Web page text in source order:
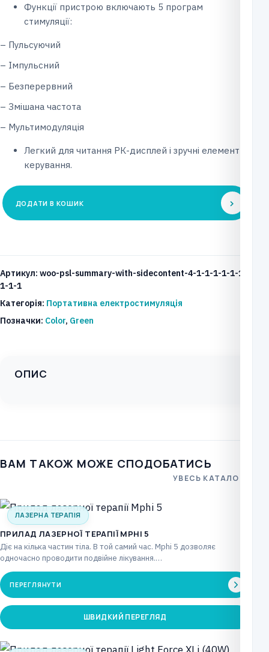
Функції пристрою включають 5 програм
стимуляції:
– Пульсуючий
– Імпульсний
– Безперервний
– Змішана частота
– Мультимодуляція
Легкий для читання РК-дисплей і зручні елементи
керування.
Портативний
Tens
ДОДАТИ В КОШИК
Артикул: woo-psl-summary-with-sidecontent-4-1-1-1-1-1-1-
1-1-1
Категорія: Портативна електростимуляція
Позначки: Color, Green
ОПИС
ВАМ ТАКОЖ МОЖЕ СПОДОБАТИСЬ
УВЕСЬ КАТАЛОГ
ЛАЗЕРНА ТЕРАПІЯ
ПРИЛАД ЛАЗЕРНОЇ ТЕРАПІЇ MPHI 5
Діє на кілька частин тіла. В той самий час. Mphi 5 дозволяє
одночасно проводити подвійне лікування.…
ПЕРЕГЛЯНУТИ
ШВИДКИЙ ПЕРЕГЛЯД